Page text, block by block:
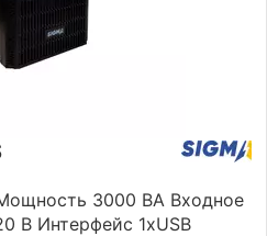
3000 ВА Входное
В Интерфейс 1хUSB